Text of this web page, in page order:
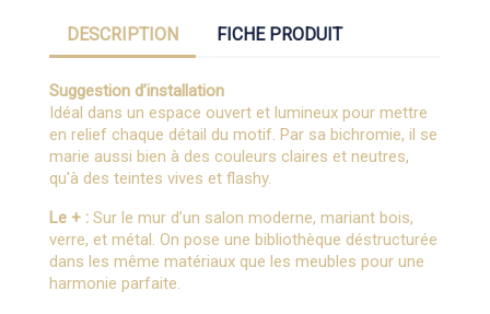
DESCRIPTION FICHE PRODUIT
Suggestion d’installation
Idéal dans un espace ouvert et lumineux pour mettre
en relief chaque détail du motif. Par sa bichromie, il se
marie aussi bien à des couleurs claires et neutres,
qu'à des teintes vives et flashy.
Le + : Sur le mur d’un salon moderne, mariant bois,
verre, et métal. On pose une bibliothèque déstructurée
dans les même matériaux que les meubles pour une
harmonie parfaite.